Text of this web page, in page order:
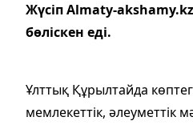
Жүсіп Almaty-
бөліскен еді.
Ұлттық Құрылтайда
мемлекеттік, әлеуметтік